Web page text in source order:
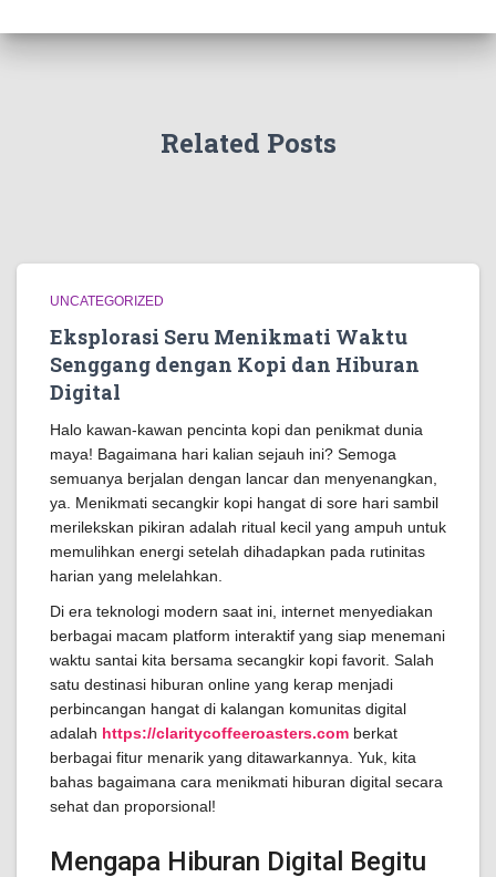
Related Posts
UNCATEGORIZED
Eksplorasi Seru Menikmati Waktu
Senggang dengan Kopi dan Hiburan
Digital
Halo kawan-kawan pencinta kopi dan penikmat dunia
maya! Bagaimana hari kalian sejauh ini? Semoga
semuanya berjalan dengan lancar dan menyenangkan,
ya. Menikmati secangkir kopi hangat di sore hari sambil
merilekskan pikiran adalah ritual kecil yang ampuh untuk
memulihkan energi setelah dihadapkan pada rutinitas
harian yang melelahkan.
Di era teknologi modern saat ini, internet menyediakan
berbagai macam platform interaktif yang siap menemani
waktu santai kita bersama secangkir kopi favorit. Salah
satu destinasi hiburan online yang kerap menjadi
perbincangan hangat di kalangan komunitas digital
adalah https://claritycoffeeroasters.com berkat
berbagai fitur menarik yang ditawarkannya. Yuk, kita
bahas bagaimana cara menikmati hiburan digital secara
sehat dan proporsional!
Mengapa Hiburan Digital Begitu